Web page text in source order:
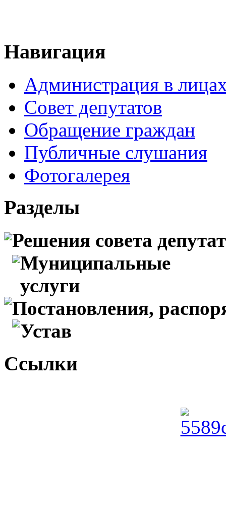
Навигация
Администрация в
Совет депутатов
Обращение граждан
Публичные слушания
Фотогалерея
Разделы
Решения совета
Муниципальные
услуги
Постановления,
Устав
Ссылки